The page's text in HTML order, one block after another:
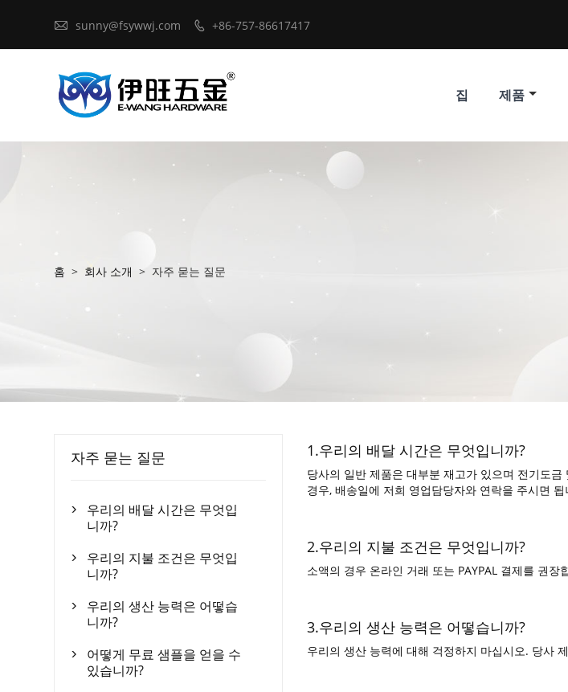
 sunny@fsywwj.com  +86-757-86617417
집 제품
홈 > 회사 소개 > 자주 묻는 질문
1.우리의 배달 시간은 무엇입니까?
당사의 일반 제품은 대부분 재고가 있으며 전기도
경우, 배송일에 저희 영업담당자와 연락을 주시면 됩
2.우리의 지불 조건은 무엇입니까?
소액의 경우 온라인 거래 또는 PAYPAL 결제를 권
3.우리의 생산 능력은 어떻습니까?
우리의 생산 능력에 대해 걱정하지 마십시오. 당사
자주 묻는 질문

우리의 배달 시간은 무엇입
니까?

우리의 지불 조건은 무엇입
니까?

우리의 생산 능력은 어떻습
니까?

어떻게 무료 샘플을 얻을 수
있습니까?